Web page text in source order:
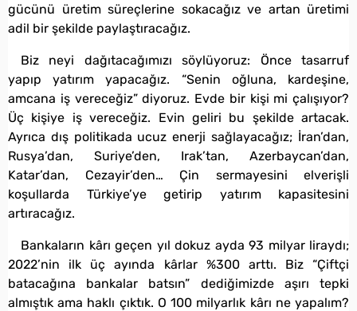
gücünü üretim süreçlerine sokacağız ve artan üretimi
adil bir şekilde paylaştıracağız.
Biz neyi dağıtacağımızı söylüyoruz: Önce tasarruf
yapıp yatırım yapacağız. “Senin oğluna, kardeşine,
amcana iş vereceğiz” diyoruz. Evde bir kişi mi çalışıyor?
Üç kişiye iş vereceğiz. Evin geliri bu şekilde artacak.
Ayrıca dış politikada ucuz enerji sağlayacağız; İran’dan,
Rusya’dan, Suriye’den, Irak’tan, Azerbaycan’dan,
Katar’dan, Cezayir’den… Çin sermayesini elverişli
koşullarda Türkiye’ye getirip yatırım kapasitesini
artıracağız.
Bankaların kârı geçen yıl dokuz ayda 93 milyar liraydı;
2022’nin ilk üç ayında kârlar %300 arttı. Biz “Çiftçi
batacağına bankalar batsın” dediğimizde aşırı tepki
almıştık ama haklı çıktık. O 100 milyarlık kârı ne yapalım?